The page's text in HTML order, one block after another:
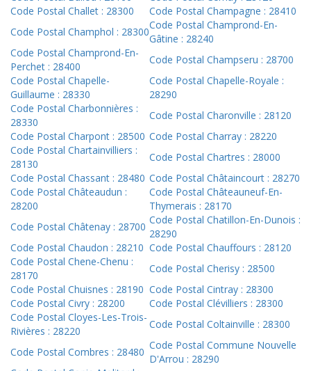
Code Postal Challet : 28300
Code Postal Champagne : 28410
Code Postal Champhol : 28300
Code Postal Champrond-En-
Gâtine : 28240
Code Postal Champrond-En-
Perchet : 28400
Code Postal Champseru : 28700
Code Postal Chapelle-
Guillaume : 28330
Code Postal Chapelle-Royale :
28290
Code Postal Charbonnières :
28330
Code Postal Charonville : 28120
Code Postal Charpont : 28500 Code Postal Charray : 28220
Code Postal Chartainvilliers :
28130
Code Postal Chartres : 28000
Code Postal Chassant : 28480 Code Postal Châtaincourt : 28270
Code Postal Châteaudun :
28200
Code Postal Châteauneuf-En-
Thymerais : 28170
Code Postal Châtenay : 28700
Code Postal Chatillon-En-Dunois :
28290
Code Postal Chaudon : 28210 Code Postal Chauffours : 28120
Code Postal Chene-Chenu :
28170
Code Postal Cherisy : 28500
Code Postal Chuisnes : 28190 Code Postal Cintray : 28300
Code Postal Civry : 28200
Code Postal Clévilliers : 28300
Code Postal Cloyes-Les-Trois-
Rivières : 28220
Code Postal Coltainville : 28300
Code Postal Combres : 28480
Code Postal Commune Nouvelle
D'Arrou : 28290